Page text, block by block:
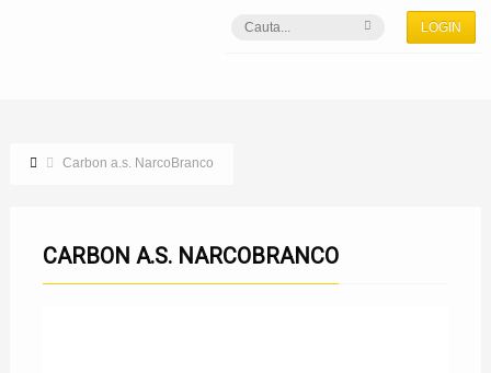
LOGIN
Carbon a.s. NarcoBranco
CARBON A.S. NARCOBRANCO